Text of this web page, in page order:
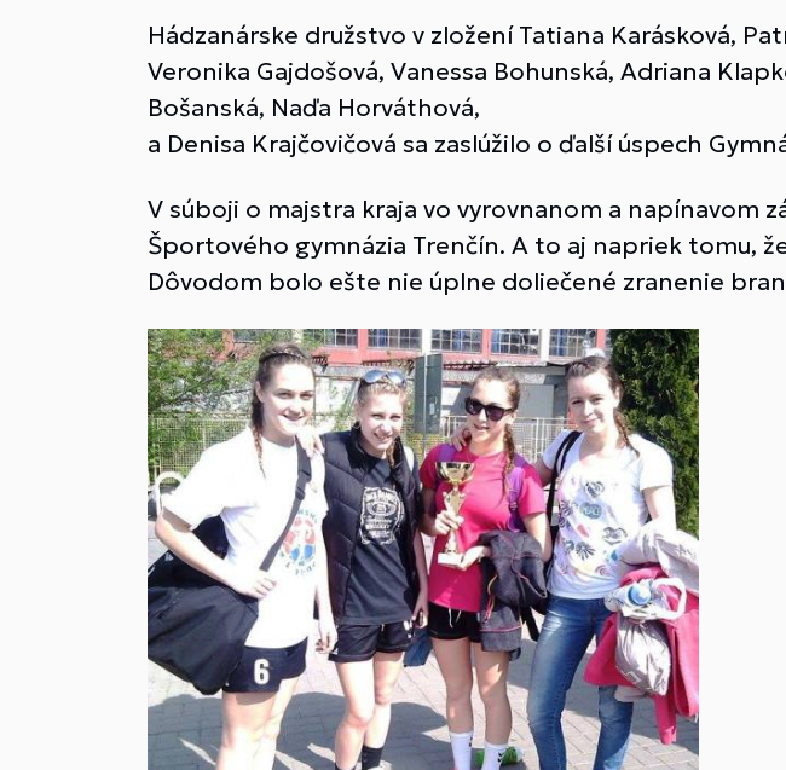
Hádzanárske družstvo v zložení Tatiana Karásková,
Veronika Gajdošová, Vanessa Bohunská, Adriana
Bošanská, Naďa Horváthová,
a Denisa Krajčovičová sa zaslúžilo o ďalší úspech
V súboji o majstra kraja vo vyrovnanom a napínavom
Športového gymnázia Trenčín. A to aj napriek tomu,
Dôvodom bolo ešte nie úplne doliečené zranenie